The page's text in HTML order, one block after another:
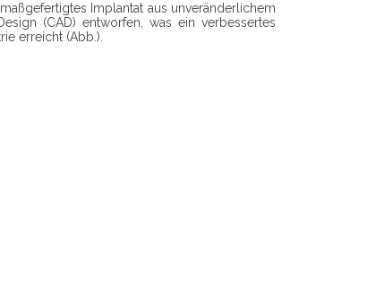
Implantat aus unveränderlichem
(CAD) entworfen, was ein verbessertes
erreicht (Abb.).